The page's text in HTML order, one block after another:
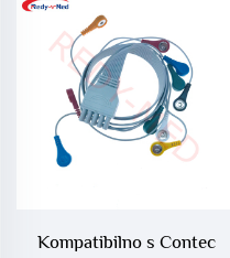
Kompatibilno s Contec